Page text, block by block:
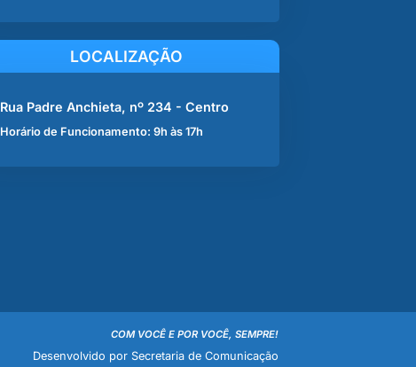
LOCALIZAÇÃO
Rua Padre Anchieta, nº 234 - Centro
Horário de Funcionamento: 9h às 17h
COM VOCÊ E POR VOCÊ, SEMPRE!
Desenvolvido por Secretaria de Comunicação